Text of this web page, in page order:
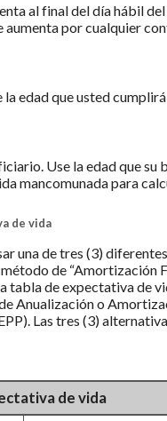
al final del día hábil
por cualquier
la edad que usted
Use la edad que
mancomunada para
de vida
una de tres (3)
de “Amortización
tabla de expectativa de
Anualización o
Las tres (3)
de vida